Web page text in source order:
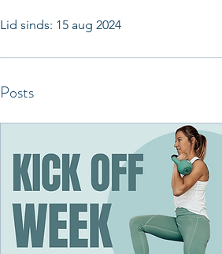
Lid sinds: 15 aug 2024
Posts